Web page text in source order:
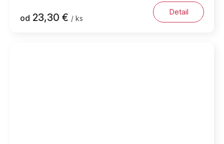
od 23,30 € / ks
Detail